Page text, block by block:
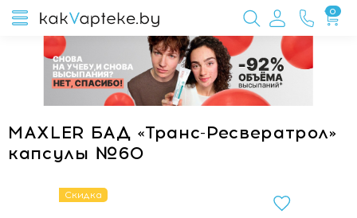
0
MAXLER БАД «Транс-Ресвератрол»
капсулы №60
Скидка